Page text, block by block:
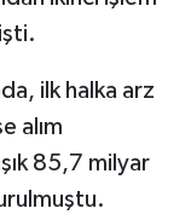
ilk halka arz
alım
85,7 milyar